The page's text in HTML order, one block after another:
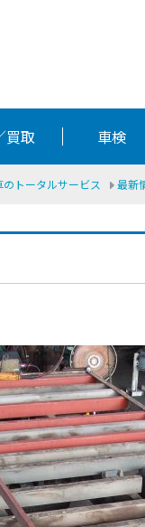
買取 車検
トータルサービス 最新